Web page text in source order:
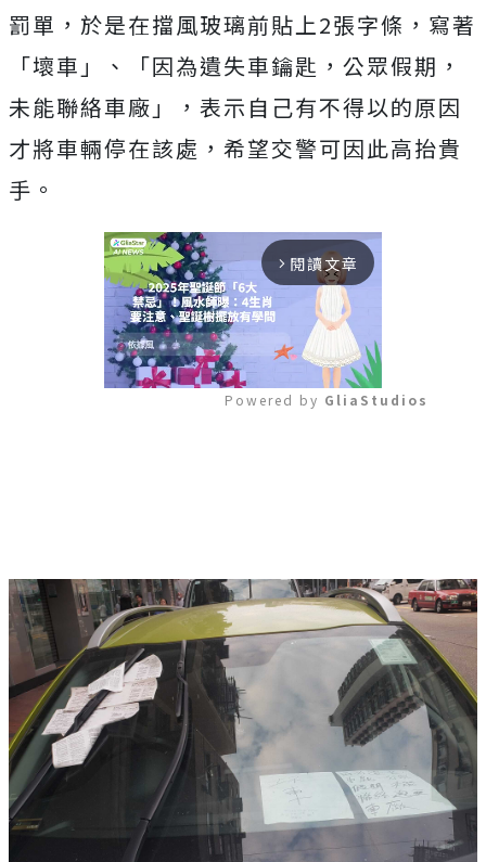
罰單，於是在擋風玻璃前貼上2張字條，寫著
「壞車」、「因為遺失車鑰匙，公眾假期，
未能聯絡車廠」，表示自己有不得以的原因
才將車輛停在該處，希望交警可因此高抬貴
手。
arrow_forward_ios 閱讀文章
Powered by GliaStudios